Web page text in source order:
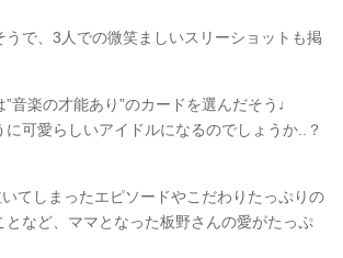
うで、3人での微笑ましいスリーショットも掲
音楽の才能あり”のカードを選んだそう♩
可愛らしいアイドルになるのでしょうか..？
いてしまったエピソードやこだわりたっぷりの
となど、ママとなった板野さんの愛がたっぷ